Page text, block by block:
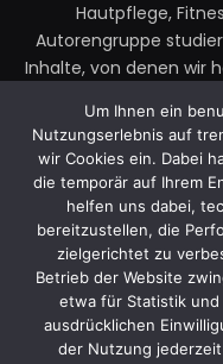
Hautpflege,
Autorengruppe
Inhalte, von denen wir
Zögern Sie also
Email:
Um Ihnen ein
Nutzungserlebnis auf
wir Cookies ein. Dabei
die temporär auf Ihrem
helfen uns dabei,
bereitzustellen, die
zielgerichtet zu
Betrieb der Website
etwa für Statistik
ausdrücklichen
der Nutzung